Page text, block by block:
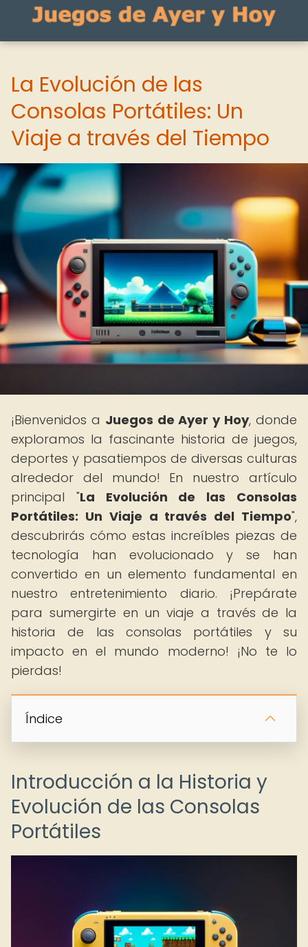
La Evolución de las
Consolas Portátiles: Un
Viaje a través del Tiempo
¡Bienvenidos a Juegos de Ayer y Hoy, donde
exploramos la fascinante historia de juegos,
deportes y pasatiempos de diversas culturas
alrededor del mundo! En nuestro artículo
principal "La Evolución de las Consolas
Portátiles: Un Viaje a través del Tiempo",
descubrirás cómo estas increíbles piezas de
tecnología han evolucionado y se han
convertido en un elemento fundamental en
nuestro entretenimiento diario. ¡Prepárate
para sumergirte en un viaje a través de la
historia de las consolas portátiles y su
impacto en el mundo moderno! ¡No te lo
pierdas!
Índice
Introducción a la Historia y
Evolución de las Consolas
Portátiles